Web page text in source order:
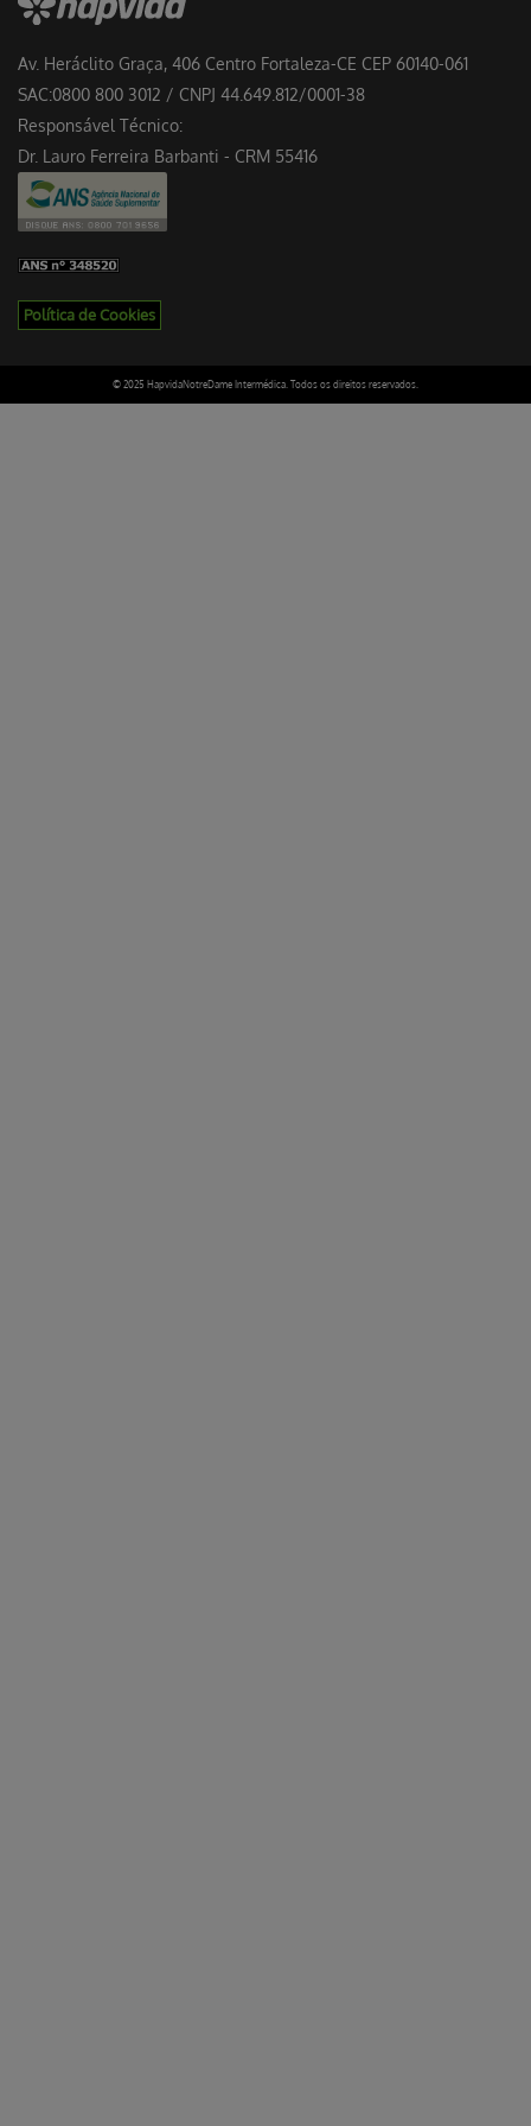
Av. Heráclito Graça, 406 Centro Fortaleza-CE CEP 60140-061
SAC:0800 800 3012 / CNPJ 44.649.812/0001-38
Responsável Técnico:
Dr. Lauro Ferreira Barbanti - CRM 55416
Política de Cookies
© 2025 HapvidaNotreDame Intermédica. Todos os direitos reservados.